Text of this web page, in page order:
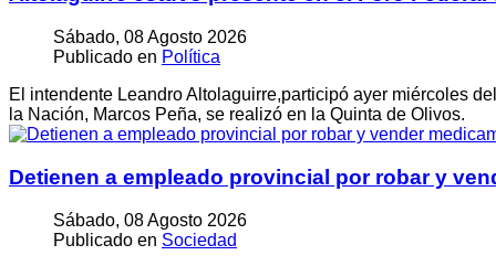
Sábado, 08 Agosto 2026
Publicado en Política
El intendente Leandro Altolaguirre,participó ayer miércoles
la Nación, Marcos Peña, se realizó en la Quinta de Olivos.
Detienen a empleado provincial por robar y
Sábado, 08 Agosto 2026
Publicado en Sociedad